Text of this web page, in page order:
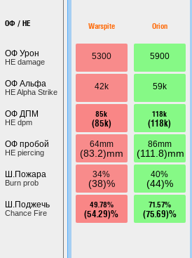
ОФ / HE
ОФ Урон
HE damage
ОФ Альфа
HE Alpha Strike
ОФ ДПМ
HE dpm
ОФ пробой
HE piercing
Ш.Пожара
Burn prob
Ш.Поджечь
Chance Fire
Warspite
5300
42k
85k
(85k)
64mm
(83.2)mm
34%
(38)%
49.78%
(54.29)%
Orion
5900
59k
118k
(118k)
86mm
(111.8)mm
40%
(44)%
71.57%
(75.69)%